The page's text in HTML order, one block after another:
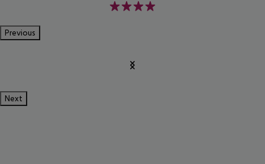
4
Previous
Next